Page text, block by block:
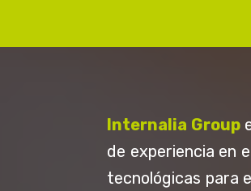
Internalia Group
de experiencia en
tecnológicas para